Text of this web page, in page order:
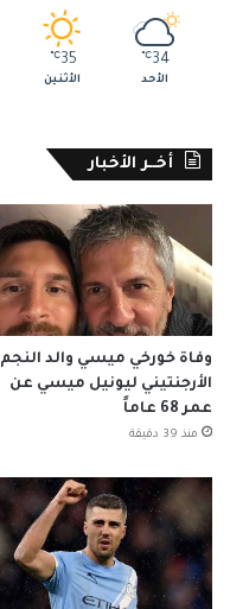
34
℃
الأحد
35
℃
الأثنين
أخــر الأخبار
وفاة خورخي ميسي والد النجم
الأرجنتيني ليونيل ميسي عن
عمر 68 عاماً
منذ 39 دقيقة